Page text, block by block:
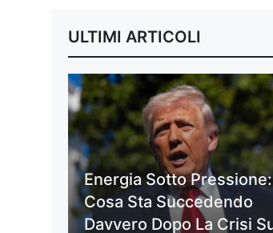
ULTIMI ARTICOLI
Energia Sotto Pressione:
Cosa Sta Succedendo
Davvero Dopo La Crisi